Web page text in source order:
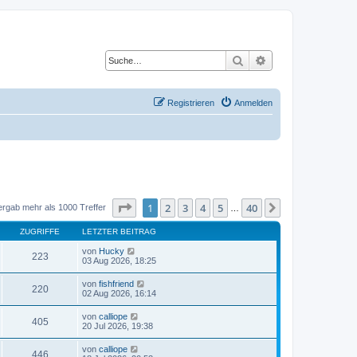
Suche
Anmelden
Registrieren
mehr als 1000 Treffer Seite von40
1 2 3 4 5 40
ZUGRIFFE LETZTER BEITRAG
223 von Hucky
03 Aug 2026, 18:25
220 von fishfriend
02 Aug 2026, 16:14
405 von calliope
20 Jul 2026, 19:38
446 von calliope